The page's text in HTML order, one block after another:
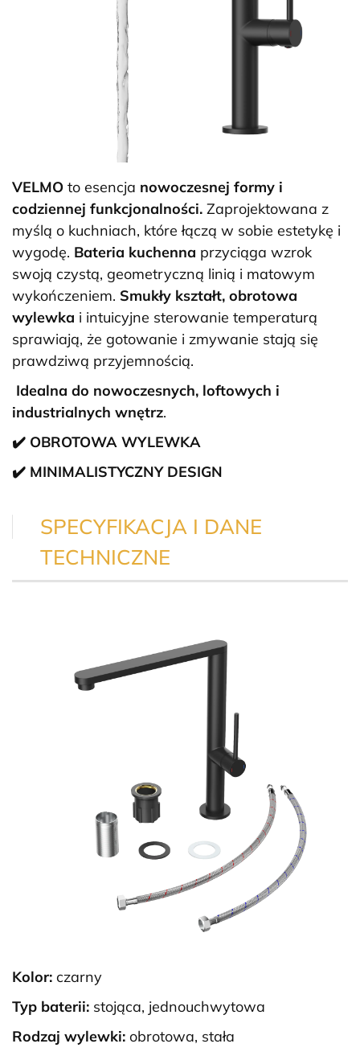
VELMO to esencja nowoczesnej formy i
codziennej funkcjonalności. Zaprojektowana z
myślą o kuchniach, które łączą w sobie estetykę i
wygodę. Bateria kuchenna przyciąga wzrok
swoją czystą, geometryczną linią i matowym
wykończeniem. Smukły kształt, obrotowa
wylewka i intuicyjne sterowanie temperaturą
sprawiają, że gotowanie i zmywanie stają się
prawdziwą przyjemnością.
Idealna do nowoczesnych, loftowych i
industrialnych wnętrz.
✔️ OBROTOWA WYLEWKA
✔️ MINIMALISTYCZNY DESIGN
SPECYFIKACJA I DANE
TECHNICZNE
Kolor: czarny
Typ baterii: stojąca, jednouchwytowa
Rodzaj wylewki: obrotowa, stała